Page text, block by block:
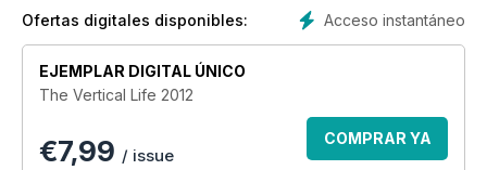
Acceso instantáneo
Ofertas digitales disponibles:
EJEMPLAR DIGITAL ÚNICO
The Vertical Life 2012
€7,99 / issue
COMPRAR YA